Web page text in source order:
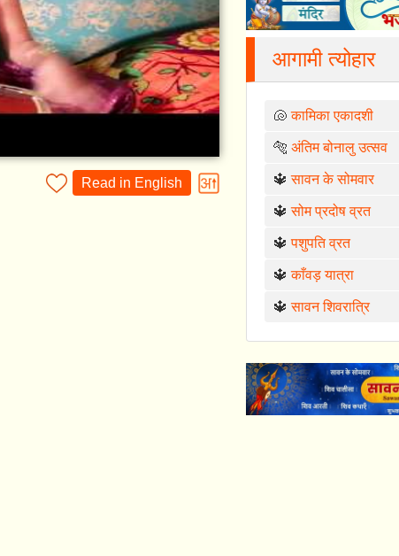
Read in English
आगामी त्योहार
🐚कामिका एकादशी
🐅अंतिम बोनालु उत्सव
🔱सावन के सोमवार
🔱सोम प्रदोष व्रत
🔱पशुपति व्रत
🔱काँवड़ यात्रा
🔱सावन शिवरात्रि